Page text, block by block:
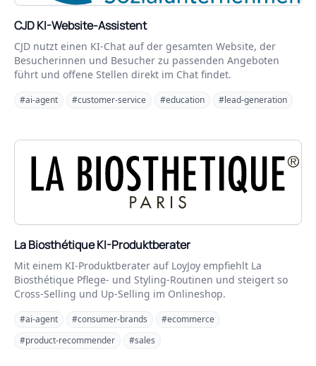
CJD KI-Website-Assistent
CJD nutzt einen KI-Chat auf der gesamten Website, der
Besucherinnen und Besucher zu passenden Angeboten
führt und offene Stellen direkt im Chat findet.
#ai-agent #customer-service #education #lead-generation
La Biosthétique KI-Produktberater
Mit einem KI-Produktberater auf LoyJoy empfiehlt La
Biosthétique Pflege- und Styling-Routinen und steigert so
Cross-Selling und Up-Selling im Onlineshop.
#ai-agent #consumer-brands
#ecommerce
#product-recommender
#sales